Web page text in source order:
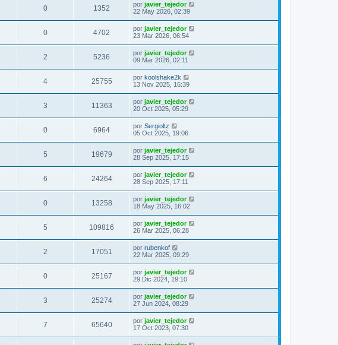
0 1352 por javier_tejedor
22 May 2026, 02:39
0 4702 por javier_tejedor
23 Mar 2026, 06:54
2 5236 por javier_tejedor
09 Mar 2026, 02:11
4 25755 por koolshake2k
13 Nov 2025, 16:39
3 11363 por javier_tejedor
20 Oct 2025, 05:29
0 6964 por Sergioltz
05 Oct 2025, 19:06
5 19679 por javier_tejedor
28 Sep 2025, 17:15
6 24264 por javier_tejedor
28 Sep 2025, 17:11
0 13258 por javier_tejedor
18 May 2025, 16:02
5 109816 por javier_tejedor
26 Mar 2025, 06:28
2 17051 por rubenkof
22 Mar 2025, 09:29
0 25167 por javier_tejedor
29 Dic 2024, 19:10
3 25274 por javier_tejedor
27 Jun 2024, 08:29
7 65640 por javier_tejedor
17 Oct 2023, 07:30